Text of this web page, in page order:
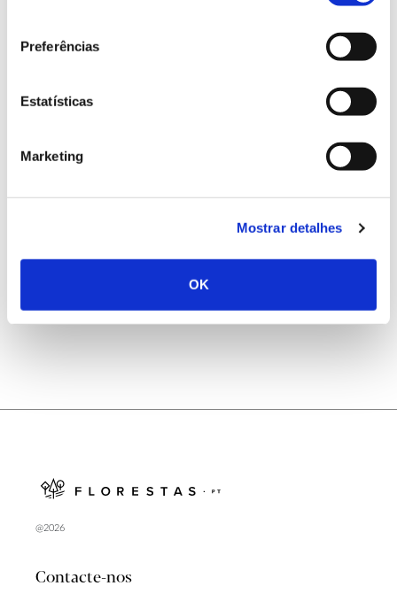
Preferências
Estatísticas
Marketing
Mostrar detalhes
OK
Registar galhas de Trichi em acácia-das-espigas:
no verão 2026
@2026
Contacte-nos